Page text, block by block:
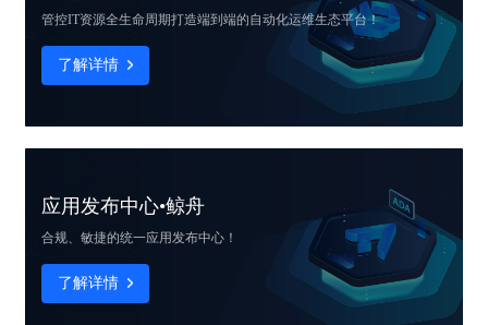
管控IT资源全生命周期打造端到端的自动化运维生态平台！
了解详情
应用发布中心•鲸舟
合规、敏捷的统一应用发布中心！
了解详情